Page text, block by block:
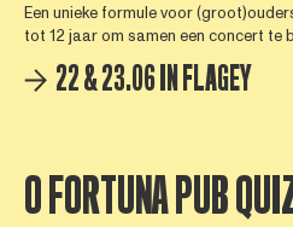
Een unieke formule voor
tot 12 jaar om samen een concert te
22 & 23.06 IN FLAGEY
O FORTUNA PUB